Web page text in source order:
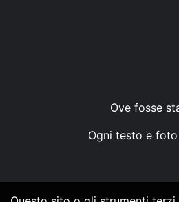
Ove fosse
Ogni testo e